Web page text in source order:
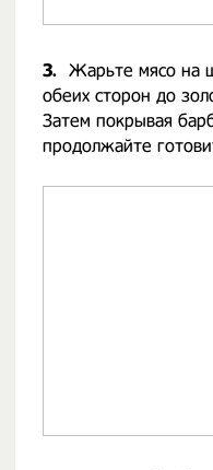
3. Жарьте мясо на
обеих сторон до
Затем покрывая
продолжайте